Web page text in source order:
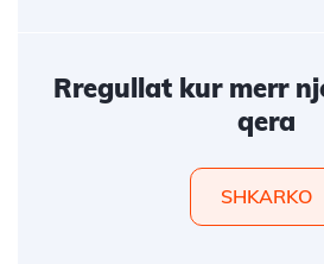
Rregullat kur merr
qera
SHKARKO